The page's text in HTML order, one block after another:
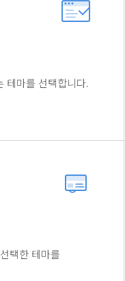
테마를 선택합니다.
택한 테마를